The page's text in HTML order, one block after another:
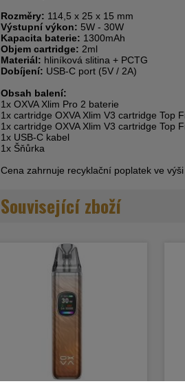
Rozměry: 114,5 x 25 x 15 mm
Výstupní výkon: 5W - 30W
Kapacita baterie: 1300mAh
Objem cartridge: 2ml
Materiál: hliníková slitina + PCTG
Dobíjení: USB-C port (5V / 2A)
Obsah balení:
1x OXVA Xlim Pro 2 baterie
1x cartridge OXVA Xlim V3 cartridge Top
1x cartridge OXVA Xlim V3 cartridge Top
1x USB-C kabel
1x Šňůrka
Cena zahrnuje recyklační poplatek ve výši
Související zboží